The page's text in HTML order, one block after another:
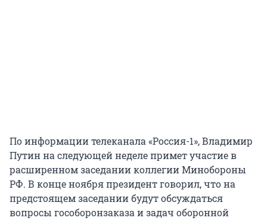
По информации телеканала «Россия-1», Владимир
Путин на следующей неделе примет участие в
расширенном заседании коллегии Минобороны
РФ. В конце ноября президент говорил, что на
предстоящем заседании будут обсуждаться
вопросы гособоронзаказа и задач оборонной